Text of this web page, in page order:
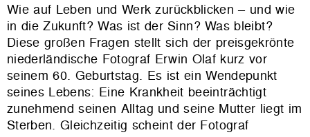
Wie auf Leben und Werk zurückblicken – und wie
in die Zukunft? Was ist der Sinn? Was bleibt?
Diese großen Fragen stellt sich der preisgekrönte
niederländische Fotograf Erwin Olaf kurz vor
seinem 60. Geburtstag. Es ist ein Wendepunkt
seines Lebens: Eine Krankheit beeinträchtigt
zunehmend seinen Alltag und seine Mutter liegt im
Sterben. Gleichzeitig scheint der Fotograf